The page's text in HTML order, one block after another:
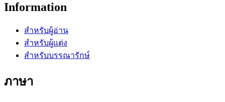
Information
สำหรับผู้อ่าน
สำหรับผู้แต่ง
สำหรับบรรณารักษ์
ภาษา